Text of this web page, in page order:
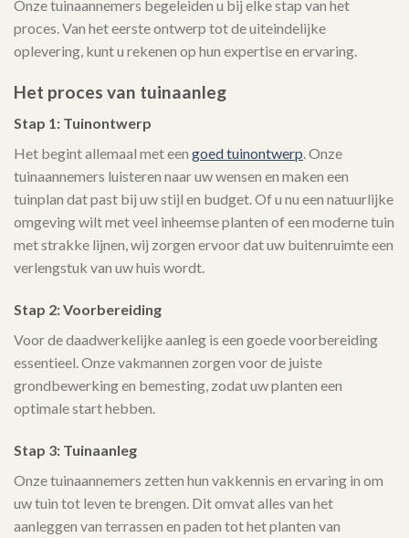
Onze tuinaannemers begeleiden u bij elke stap van het
proces. Van het eerste ontwerp tot de uiteindelijke
oplevering, kunt u rekenen op hun expertise en ervaring.
Het proces van tuinaanleg
Stap 1: Tuinontwerp
Het begint allemaal met een goed tuinontwerp. Onze
tuinaannemers luisteren naar uw wensen en maken een
tuinplan dat past bij uw stijl en budget. Of u nu een natuurlijke
omgeving wilt met veel inheemse planten of een moderne tuin
met strakke lijnen, wij zorgen ervoor dat uw buitenruimte een
verlengstuk van uw huis wordt.
Stap 2: Voorbereiding
Voor de daadwerkelijke aanleg is een goede voorbereiding
essentieel. Onze vakmannen zorgen voor de juiste
grondbewerking en bemesting, zodat uw planten een
optimale start hebben.
Stap 3: Tuinaanleg
Onze tuinaannemers zetten hun vakkennis en ervaring in om
uw tuin tot leven te brengen. Dit omvat alles van het
aanleggen van terrassen en paden tot het planten van